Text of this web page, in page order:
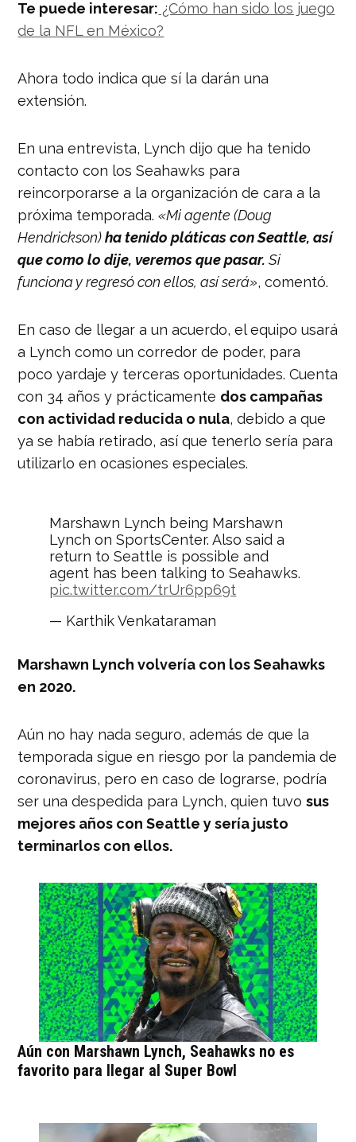
Te puede interesar: ¿Cómo han sido los juego
de la NFL en México?
Ahora todo indica que sí la darán una
extensión.
En una entrevista, Lynch dijo que ha tenido
contacto con los Seahawks para
reincorporarse a la organización de cara a la
próxima temporada.«Mi agente (Doug
Hendrickson)ha tenido pláticas con Seattle, así
que como lo dije, veremos que pasar. Si
funciona y regresó con ellos, así será», comentó.
En caso de llegar a un acuerdo, el equipo usará
a Lynch como un corredor de poder, para
poco yardaje y terceras oportunidades. Cuenta
con 34 años y prácticamente dos campañas
con actividad reducida o nula, debido a que
ya se había retirado, así que tenerlo sería para
utilizarlo en ocasiones especiales.
Marshawn Lynch being Marshawn
Lynch on SportsCenter. Also said a
return to Seattle is possible and
agent has been talking to Seahawks.
pic.twitter.com/trUr6pp69t
— Karthik Venkataraman
Marshawn Lynch volvería con los Seahawks
en 2020.
Aún no hay nada seguro, además de que la
temporada sigue en riesgo por la pandemia de
coronavirus, pero en caso de lograrse, podría
ser una despedida para Lynch, quien tuvosus
mejores años con Seattle y sería justo
terminarlos con ellos.
Aún con Marshawn Lynch, Seahawks no es
favorito para llegar al Super Bowl